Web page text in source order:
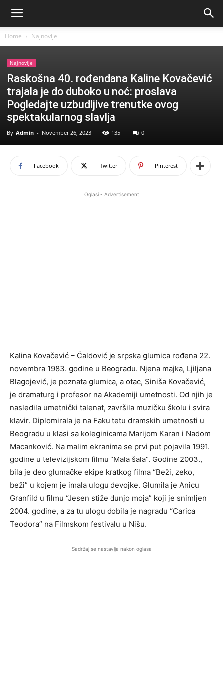
Home Najnovije
Najnovije
Raskošna 40. rođendana Kaline Kovačević
trajala je do duboko u noć: proslava
Pogledajte uzbudljive trenutke ovog
spektakularnog slavlja
By Admin - November 26, 2023 135 0
Facebook Twitter Pinterest
Oglasi - Advertisement
Kalina Kovačević – Ćaldović je srpska glumica rođena 22.
novembra 1983. godine u Beogradu. Njena majka, Ljiljana
Blagojević, je poznata glumica, a otac, Siniša Kovačević,
je dramaturg i profesor na Akademiji umetnosti. Od njih je
nasledila umetnički talenat, završila muzičku školu i svira
klavir. Diplomirala je na Fakultetu dramskih umetnosti u
Beogradu u klasi sa koleginicama Marijom Karan i Nadom
Macanković. Na malim ekranima se prvi put pojavila 1991.
godine u televizijskom filmu “Mala šala”. Godine 2003.,
bila je deo glumačke ekipe kratkog filma “Beži, zeko,
beži” u kojem je imala ulogu devojke. Glumila je Anicu
Granfild u filmu “Jesen stiže dunjo moja” koji je snimljen
2004. godine, a za tu ulogu dobila je nagradu “Carica
Teodora” na Filmskom festivalu u Nišu.
Sadržaj se nastavlja nakon oglasa